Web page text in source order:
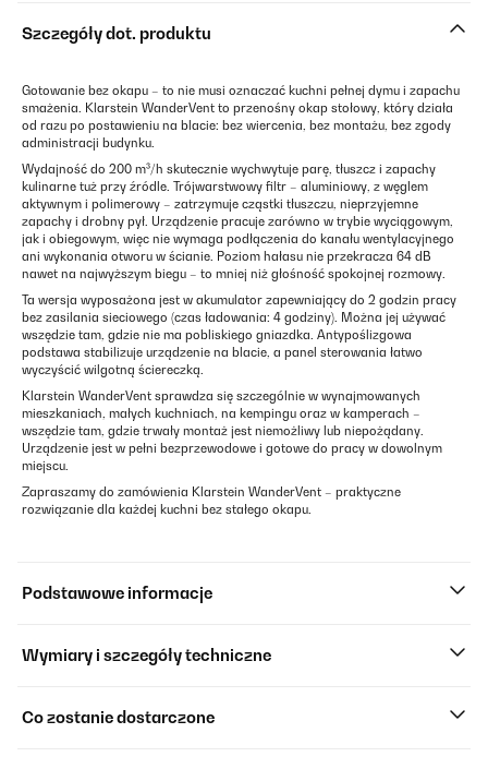
Szczegóły dot. produktu
Gotowanie bez okapu – to nie musi oznaczać kuchni pełnej dymu i zapachu
smażenia. Klarstein WanderVent to przenośny okap stołowy, który działa
od razu po postawieniu na blacie: bez wiercenia, bez montażu, bez zgody
administracji budynku.
Wydajność do 200 m³/h skutecznie wychwytuje parę, tłuszcz i zapachy
kulinarne tuż przy źródle. Trójwarstwowy filtr – aluminiowy, z węglem
aktywnym i polimerowy – zatrzymuje cząstki tłuszczu, nieprzyjemne
zapachy i drobny pył. Urządzenie pracuje zarówno w trybie wyciągowym,
jak i obiegowym, więc nie wymaga podłączenia do kanału wentylacyjnego
ani wykonania otworu w ścianie. Poziom hałasu nie przekracza 64 dB
nawet na najwyższym biegu – to mniej niż głośność spokojnej rozmowy.
Ta wersja wyposażona jest w akumulator zapewniający do 2 godzin pracy
bez zasilania sieciowego (czas ładowania: 4 godziny). Można jej używać
wszędzie tam, gdzie nie ma pobliskiego gniazdka. Antypoślizgowa
podstawa stabilizuje urządzenie na blacie, a panel sterowania łatwo
wyczyścić wilgotną ściereczką.
Klarstein WanderVent sprawdza się szczególnie w wynajmowanych
mieszkaniach, małych kuchniach, na kempingu oraz w kamperach –
wszędzie tam, gdzie trwały montaż jest niemożliwy lub niepożądany.
Urządzenie jest w pełni bezprzewodowe i gotowe do pracy w dowolnym
miejscu.
Zapraszamy do zamówienia Klarstein WanderVent – praktyczne
rozwiązanie dla każdej kuchni bez stałego okapu.
Podstawowe informacje
Wymiary i szczegóły techniczne
Co zostanie dostarczone